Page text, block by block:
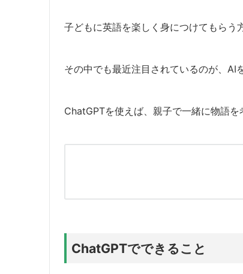
子どもに英語を楽しく身につけてもらう
その中でも最近注目されているのが、AI
ChatGPTを使えば、親子で一緒に物語を
ChatGPTでできること